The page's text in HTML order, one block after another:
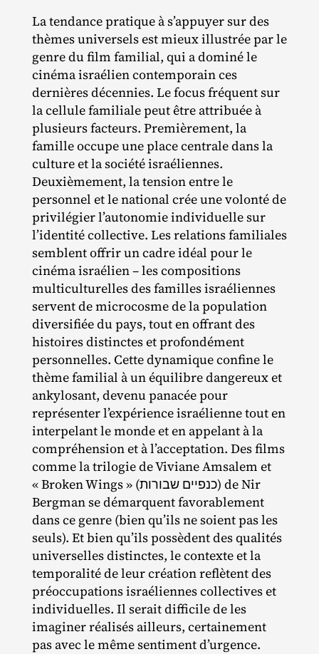
La tendance pratique à s’appuyer sur des
thèmes universels est mieux illustrée par le
genre du film familial, qui a dominé le
cinéma israélien contemporain ces
dernières décennies. Le focus fréquent sur
la cellule familiale peut être attribuée à
plusieurs facteurs. Premièrement, la
famille occupe une place centrale dans la
culture et la société israéliennes.
Deuxièmement, la tension entre le
personnel et le national crée une volonté de
privilégier l’autonomie individuelle sur
l’identité collective. Les relations familiales
semblent offrir un cadre idéal pour le
cinéma israélien – les compositions
multiculturelles des familles israéliennes
servent de microcosme de la population
diversifiée du pays, tout en offrant des
histoires distinctes et profondément
personnelles. Cette dynamique confine le
thème familial à un équilibre dangereux et
ankylosant, devenu panacée pour
représenter l’expérience israélienne tout en
interpelant le monde et en appelant à la
compréhension et à l’acceptation. Des films
comme la trilogie de Viviane Amsalem et
« Broken Wings » (כנפיים שבורות) de Nir
Bergman se démarquent favorablement
dans ce genre (bien qu’ils ne soient pas les
seuls). Et bien qu’ils possèdent des qualités
universelles distinctes, le contexte et la
temporalité de leur création reflètent des
préoccupations israéliennes collectives et
individuelles. Il serait difficile de les
imaginer réalisés ailleurs, certainement
pas avec le même sentiment d’urgence.